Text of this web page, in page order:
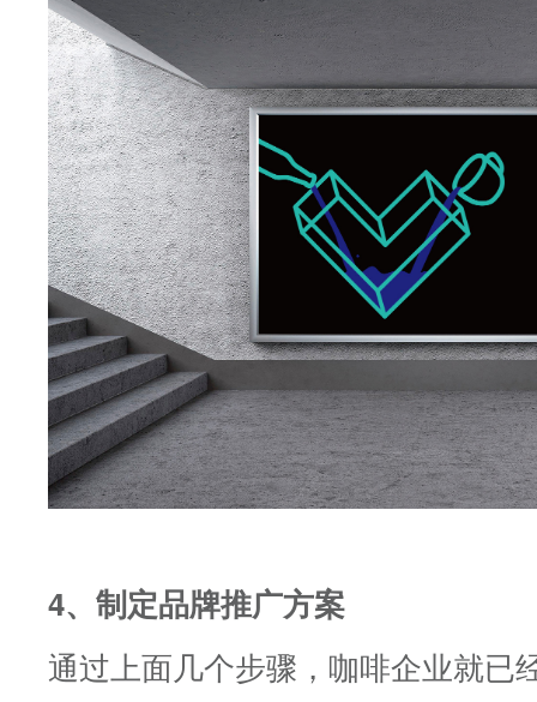
4、制定品牌推广方案
通过上面几个步骤，咖啡企业就已